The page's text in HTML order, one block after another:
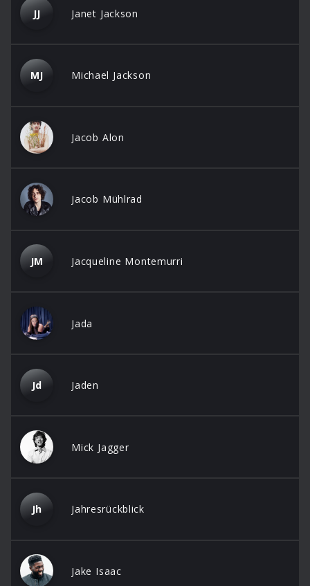
JJ Janet Jackson
MJ Michael Jackson
Jacob Alon
Jacob Mühlrad
JM Jacqueline Montemurri
Jada
Jd Jaden
Mick Jagger
Jh Jahresrückblick
Jake Isaac